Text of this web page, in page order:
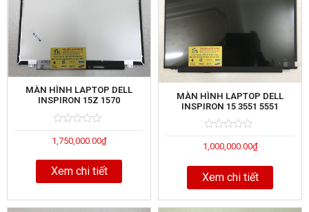
MÀN HÌNH LAPTOP DELL
INSPIRON 15Z 1570
0
of
1,750,000.00₫
Xem chi tiết
MÀN HÌNH LAPTOP DELL
INSPIRON 15 3551 5551
0
of
1,000,000.00₫
Xem chi tiết